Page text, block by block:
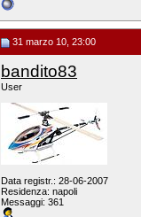
31 marzo 10, 23:00
bandito83
User
Data registr.: 28-06-2007
Residenza: napoli
Messaggi: 361